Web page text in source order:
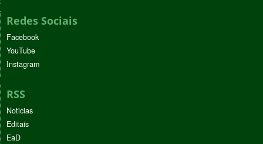
Redes Sociais
Facebook
YouTube
Instagram
RSS
Noticias
Editais
EaD